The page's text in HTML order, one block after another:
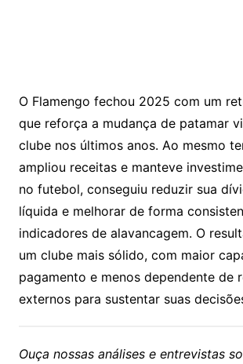
O Flamengo fechou 2025 com um
que reforça a mudança de patamar
clube nos últimos anos. Ao mesmo
ampliou receitas e manteve
no futebol, conseguiu reduzir sua
líquida e melhorar de forma
indicadores de alavancagem. O
um clube mais sólido, com maior
pagamento e menos dependente de
externos para sustentar suas
Ouça nossas análises e entrevistas